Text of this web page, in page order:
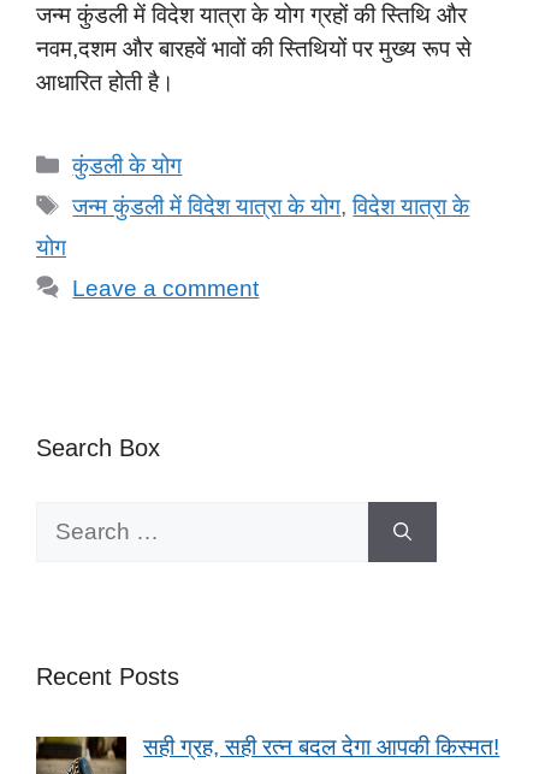
जन्म कुंडली में विदेश यात्रा के योग ग्रहों की स्तिथि और
नवम,दशम और बारहवें भावों की स्तिथियों पर मुख्य रूप से
आधारित होती है।
Categories
कुंडली के योग
Tags
जन्म कुंडली में विदेश यात्रा के योग,विदेश यात्रा के
योग
Leave a comment
Search Box
Recent Posts
सही ग्रह, सही रत्न बदल देगा आपकी किस्मत!